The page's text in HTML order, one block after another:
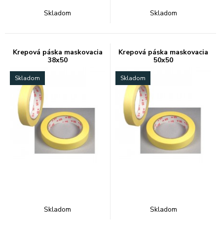
Skladom Skladom
Krepová páska maskovacia
38x50
Skladom
Skladom
Krepová páska maskovacia
50x50
Skladom
Skladom